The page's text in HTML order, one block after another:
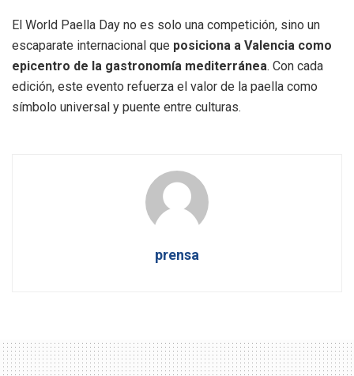
El World Paella Day no es solo una competición, sino un
escaparate internacional que posiciona a Valencia como
epicentro de la gastronomía mediterránea. Con cada
edición, este evento refuerza el valor de la paella como
símbolo universal y puente entre culturas.
prensa